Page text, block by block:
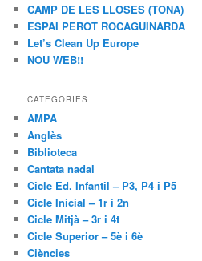
CAMP DE LES LLOSES (TONA)
ESPAI PEROT ROCAGUINARDA
Let’s Clean Up Europe
NOU WEB!!
CATEGORIES
AMPA
Anglès
Biblioteca
Cantata nadal
Cicle Ed. Infantil – P3, P4 i P5
Cicle Inicial – 1r i 2n
Cicle Mitjà – 3r i 4t
Cicle Superior – 5è i 6è
Ciències